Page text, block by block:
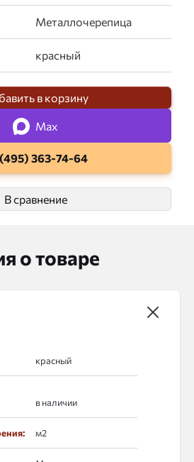
в корзину
Max
363-74-64
В сравнение
о товаре
в наличии
м2